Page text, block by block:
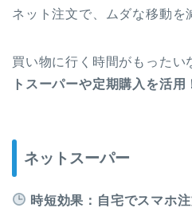
ネット注文で、ムダな移動を
買い物に行く時間がもった
トスーパーや定期購入を活用
ネットスーパー
時短効果：自宅でスマホ